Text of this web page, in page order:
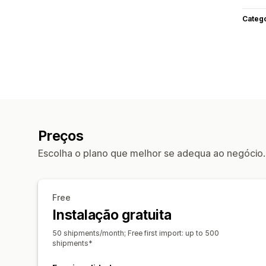
Preços
Escolha o plano que melhor se adequa ao negócio.
Free
Instalação gratuita
50 shipments/month; Free first import: up to 500
shipments*